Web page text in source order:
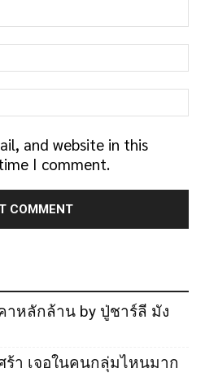
and website in this
I comment.
หลักล้าน by ปู่ชาร์ลี มัง
ร้า เจอในคนกลุ่มไหนมาก